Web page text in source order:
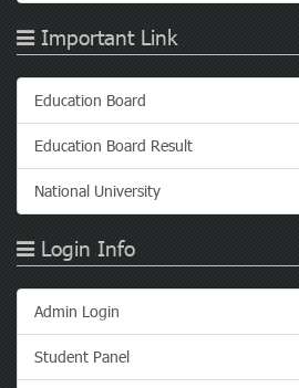
Important Link
Education Board
Education Board Result
National University
Login Info
Admin Login
Student Panel